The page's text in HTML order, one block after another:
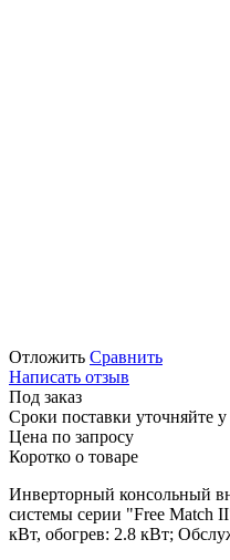
Отложить Сравнить
Написать отзыв
Под заказ
Сроки поставки уточняйте
Цена по запросу
Коротко о товаре
Инверторный консольный
системы серии "Free Match
кВт, обогрев: 2.8 кВт;